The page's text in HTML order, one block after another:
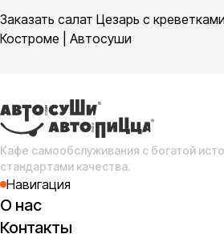
Заказать салат Цезарь с
Костроме | Автосуши
Кафе самообслуживания с богатой
стандартами качества.
Навигация
О нас
Контакты